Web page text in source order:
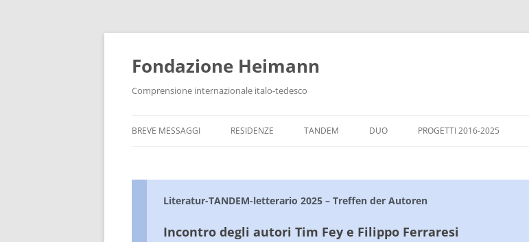
Vai
contenuto
Fondazione Heimann
Comprensione internazionale italo-tedesco
BREVE MESSAGGI RESIDENZE TANDEM DUO PROGETTI 2016-2025
Literatur-TANDEM-letterario 2025 – Treffen der Autoren
Incontro degli autori Tim Fey e Filippo Ferraresi